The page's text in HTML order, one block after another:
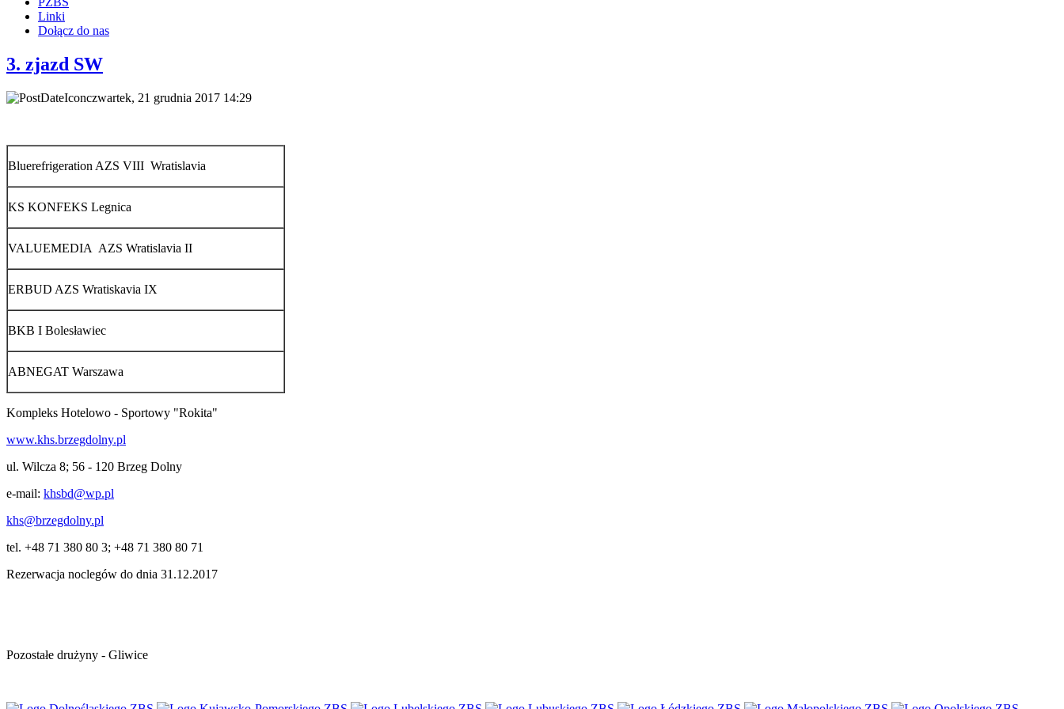
Linki
Dołącz do nas
3. zjazd SW
czwartek, 21 grudnia 2017 14:29
Bluerefrigeration AZS VIII Wratislavia
KS KONFEKS Legnica
VALUEMEDIA AZS Wratislavia II
ERBUD AZS Wratiskavia IX
BKB I Bolesławiec
ABNEGAT Warszawa
Kompleks Hotelowo - Sportowy "Rokita"
www.khs.brzegdolny.pl
ul. Wilcza 8; 56 - 120 Brzeg Dolny
e-mail: khsbd@wp.pl
khs@brzegdolny.pl
tel. +48 71 380 80 3; +48 71 380 80 71
Rezerwacja noclegów do dnia 31.12.2017
Pozostałe drużyny - Gliwice